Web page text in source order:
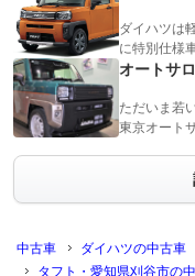
ダイハツは
に特別仕様
オートサ
ただいま若
東京オート
中古車 ダイハツの中古車
タフト・愛知県刈谷市の